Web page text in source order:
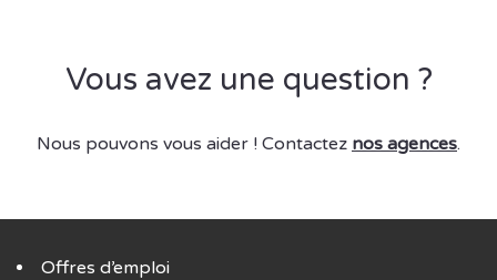
Vous avez une question ?
Nous pouvons vous aider ! Contactez nos agences.
Offres d’emploi